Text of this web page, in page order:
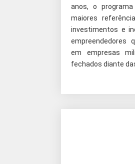
anos, o
maiores
investimentos e
empreendedores
em empresas
fechados diante